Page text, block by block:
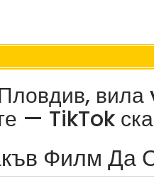
вила
— TikTok
Филм Да